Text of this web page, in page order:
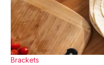
Brackets